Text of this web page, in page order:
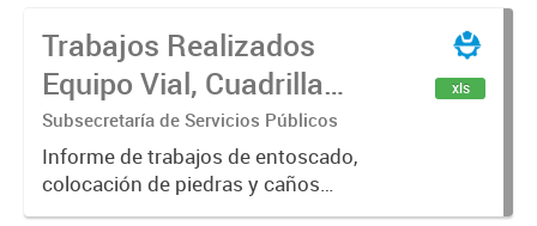
construcción, colocación de tapa
registro, reparación...
Trabajos Realizados
Equipo Vial, Cuadrilla
Bacheo, Servicio
Eléctrico - Noviembre
2021
Subsecretaría de Servicios Públicos
Informe de trabajos de entoscado,
colocación de piedras y caños
(zanjeo - cruce de calles) Informe
xls